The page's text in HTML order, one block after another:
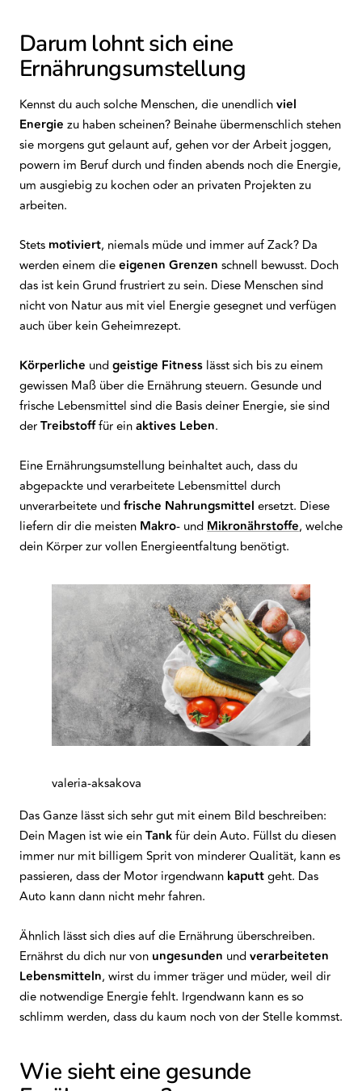
Darum lohnt sich eine
Ernährungsumstellung
Kennst du auch solche Menschen, die unendlichviel
Energie zu haben scheinen? Beinahe übermenschlich stehen
sie morgens gut gelaunt auf, gehen vor der Arbeit joggen,
powern im Beruf durch und finden abends noch die Energie,
um ausgiebig zu kochen oder an privaten Projekten zu
arbeiten.
Stets motiviert, niemals müde und immer auf Zack? Da
werden einem dieeigenen Grenzen schnell bewusst. Doch
das ist kein Grund frustriert zu sein. Diese Menschen sind
nicht von Natur aus mit viel Energie gesegnet und verfügen
auch über kein Geheimrezept.
Körperliche undgeistige Fitness lässt sich bis zu einem
gewissen Maß über die Ernährung steuern. Gesunde und
frische Lebensmittel sind die Basis deiner Energie, sie sind
derTreibstofffür einaktives Leben.
Eine Ernährungsumstellung beinhaltet auch, dass du
abgepackte und verarbeitete Lebensmittel durch
unverarbeitete undfrische Nahrungsmittel ersetzt. Diese
liefern dir die meisten Makro- undMikronährstoffe, welche
dein Körper zur vollen Energieentfaltung benötigt.
valeria-aksakova
Das Ganze lässt sich sehr gut mit einem Bild beschreiben:
Dein Magen ist wie einTankfür dein Auto. Füllst du diesen
immer nur mit billigem Sprit von minderer Qualität, kann es
passieren, dass der Motor irgendwann kaputtgeht. Das
Auto kann dann nicht mehr fahren.
Ähnlich lässt sich dies auf die Ernährung überschreiben.
Ernährst du dich nur von ungesunden undverarbeiteten
Lebensmitteln, wirst du immer träger und müder, weil dir
die notwendige Energie fehlt. Irgendwann kann es so
schlimm werden, dass du kaum noch von der Stelle kommst.
Wie sieht eine gesunde